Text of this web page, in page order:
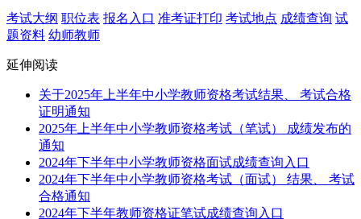
考试大纲 职位表 报名入口 准考证打印 考试地点 成绩查询 试
题资料 幼师教师
延伸阅读
关于2025年上半年中小学教师资格考试结果、 考试合格
证明通知
2025年上半年中小学教师资格考试（笔试） 成绩发布的
通知
2024年下半年中小学教师资格面试成绩查询入口
2024年下半年中小学教师资格考试（面试） 结果、 考试
合格通知
2024年下半年教师资格证笔试成绩查询入口